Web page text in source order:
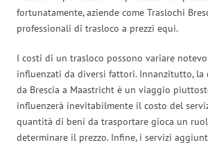
fortunatamente, aziende come Traslochi
professionali di trasloco a prezzi equi.
I costi di un trasloco possono variare
influenzati da diversi fattori. Innanzitutto, la
da Brescia a Maastricht è un viaggio
influenzerà inevitabilmente il costo del
quantità di beni da trasportare gioca un
determinare il prezzo. Infine, i servizi